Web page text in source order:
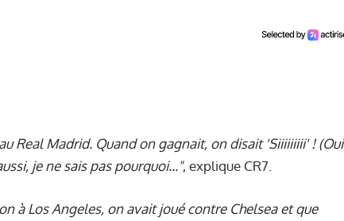
Real Madrid. Quand on gagnait, on disait 'Siiiiiiiii' ! (Oui
je ne sais pas pourquoi...", explique CR7.
à Los Angeles, on avait joué contre Chelsea et que